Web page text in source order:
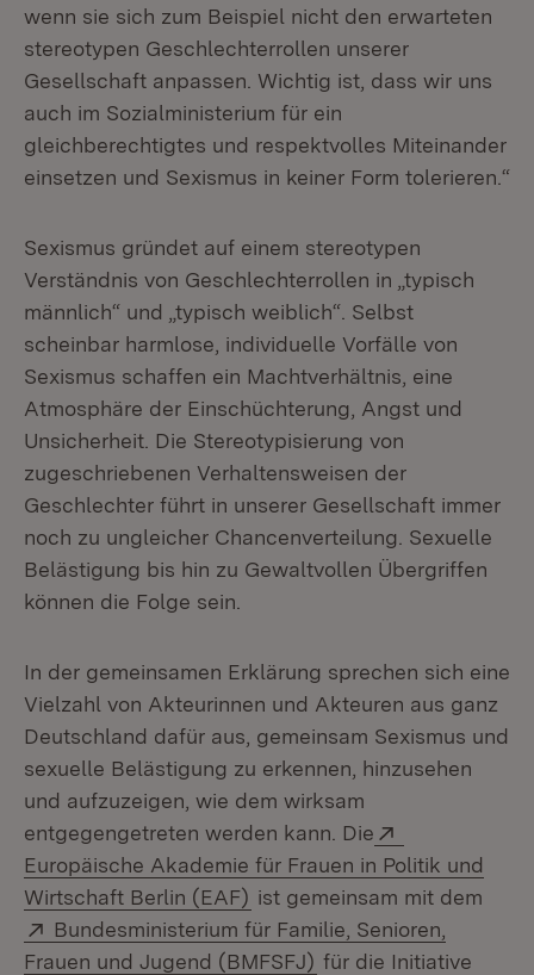
wenn sie sich zum Beispiel nicht den erwarteten
stereotypen Geschlechterrollen unserer
Gesellschaft anpassen. Wichtig ist, dass wir uns
auch im Sozialministerium für ein
gleichberechtigtes und respektvolles Miteinander
einsetzen und Sexismus in keiner Form tolerieren.“
Sexismus gründet auf einem stereotypen
Verständnis von Geschlechterrollen in „typisch
männlich“ und „typisch weiblich“. Selbst
scheinbar harmlose, individuelle Vorfälle von
Sexismus schaffen ein Machtverhältnis, eine
Atmosphäre der Einschüchterung, Angst und
Unsicherheit. Die Stereotypisierung von
zugeschriebenen Verhaltensweisen der
Geschlechter führt in unserer Gesellschaft immer
noch zu ungleicher Chancenverteilung. Sexuelle
Belästigung bis hin zu Gewaltvollen Übergriffen
können die Folge sein.
In der gemeinsamen Erklärung sprechen sich eine
Vielzahl von Akteurinnen und Akteuren aus ganz
Deutschland dafür aus, gemeinsam Sexismus und
sexuelle Belästigung zu erkennen, hinzusehen
und aufzuzeigen, wie dem wirksam
entgegengetreten werden kann. Die
Europäische Akademie für Frauen in Politik und
Wirtschaft Berlin (EAF) (Öffnet in neuem Fenster)
ist gemeinsam mit dem
Extern:
Bundesministerium für Familie, Senioren,
Frauen und Jugend (BMFSFJ) (Öffnet in neuem
für die Initiative